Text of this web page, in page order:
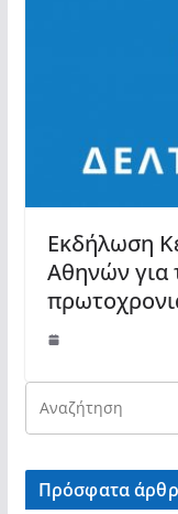
Εκδήλωση
Αθηνών για
Πρόσφατα